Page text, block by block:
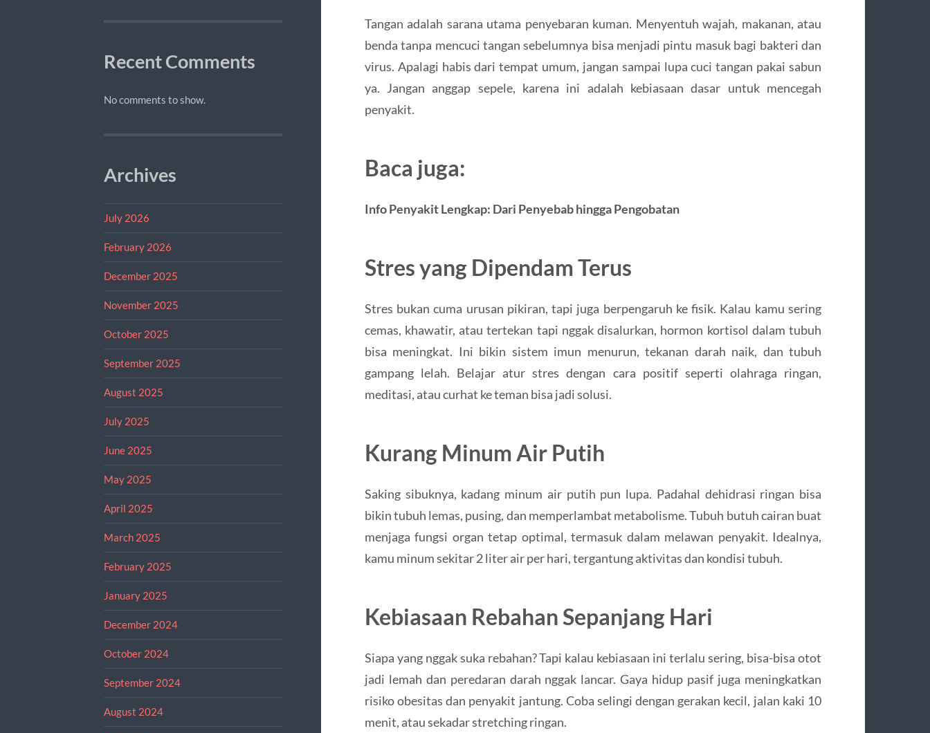
Recent Comments
No comments to show.
Archives
July 2026
February 2026
December 2025
November 2025
October 2025
September 2025
August 2025
July 2025
June 2025
May 2025
April 2025
March 2025
February 2025
January 2025
December 2024
October 2024
September 2024
August 2024
Tangan adalah sarana utama penyebaran kuman. Menyentuh wajah, makanan, atau
benda tanpa mencuci tangan sebelumnya bisa menjadi pintu masuk bagi bakteri dan
virus. Apalagi habis dari tempat umum, jangan sampai lupa cuci tangan pakai sabun
ya. Jangan anggap sepele, karena ini adalah kebiasaan dasar untuk mencegah
penyakit.
Baca juga:
Info Penyakit Lengkap: Dari Penyebab hingga Pengobatan
Stres yang Dipendam Terus
Stres bukan cuma urusan pikiran, tapi juga berpengaruh ke fisik. Kalau kamu sering
cemas, khawatir, atau tertekan tapi nggak disalurkan, hormon kortisol dalam tubuh
bisa meningkat. Ini bikin sistem imun menurun, tekanan darah naik, dan tubuh
gampang lelah. Belajar atur stres dengan cara positif seperti olahraga ringan,
meditasi, atau curhat ke teman bisa jadi solusi.
Kurang Minum Air Putih
Saking sibuknya, kadang minum air putih pun lupa. Padahal dehidrasi ringan bisa
bikin tubuh lemas, pusing, dan memperlambat metabolisme. Tubuh butuh cairan buat
menjaga fungsi organ tetap optimal, termasuk dalam melawan penyakit. Idealnya,
kamu minum sekitar 2 liter air per hari, tergantung aktivitas dan kondisi tubuh.
Kebiasaan Rebahan Sepanjang Hari
Siapa yang nggak suka rebahan? Tapi kalau kebiasaan ini terlalu sering, bisa-bisa otot
jadi lemah dan peredaran darah nggak lancar. Gaya hidup pasif juga meningkatkan
risiko obesitas dan penyakit jantung. Coba selingi dengan gerakan kecil, jalan kaki 10
menit, atau sekadar stretching ringan.